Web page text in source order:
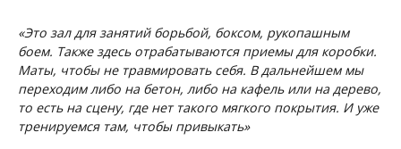
«Это зал для занятий борьбой, боксом, рукопашным
боем. Также здесь отрабатываются приемы для коробки.
Маты, чтобы не травмировать себя. В дальнейшем мы
переходим либо на бетон, либо на кафель или на дерево,
то есть на сцену, где нет такого мягкого покрытия. И уже
тренируемся там, чтобы привыкать»